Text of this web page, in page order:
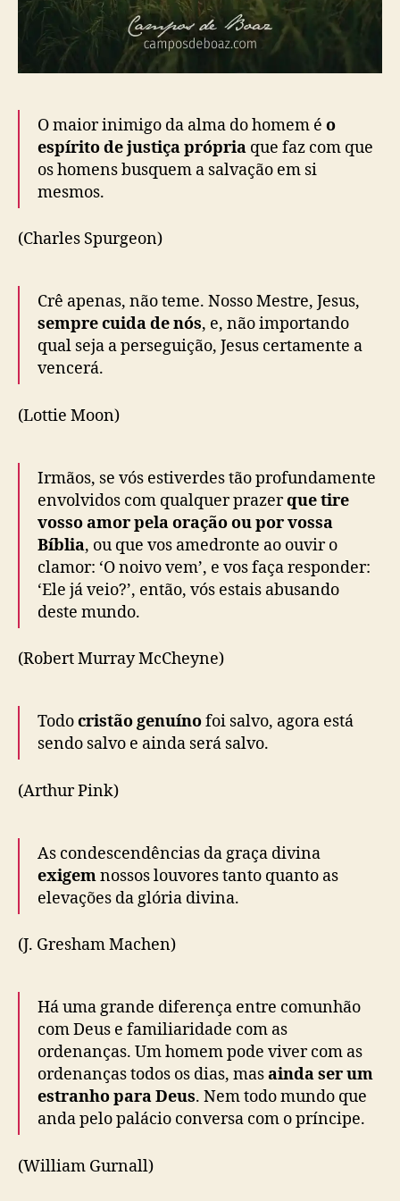
O maior inimigo da alma do homem é o
espírito de justiça própria que faz com que
os homens busquem a salvação em si
mesmos.
(Charles Spurgeon)
Crê apenas, não teme. Nosso Mestre, Jesus,
sempre cuida de nós, e, não importando
qual seja a perseguição, Jesus certamente a
vencerá.
(Lottie Moon)
Irmãos, se vós estiverdes tão profundamente
envolvidos com qualquer prazerque tire
vosso amor pela oração ou por vossa
Bíblia, ou que vos amedronte ao ouvir o
clamor: ‘O noivo vem’, e vos faça responder:
‘Ele já veio?’, então, vós estais abusando
deste mundo.
(Robert Murray McCheyne)
Todocristão genuínofoi salvo, agora está
sendo salvo e ainda será salvo.
(Arthur Pink)
As condescendências da graça divina
exigemnossos louvores tanto quanto as
elevações da glória divina.
(J. Gresham Machen)
Há uma grande diferença entre comunhão
com Deus e familiaridade com as
ordenanças. Um homem pode viver com as
ordenanças todos os dias, masainda ser um
estranho para Deus. Nem todo mundo que
anda pelo palácio conversa com o príncipe.
(William Gurnall)